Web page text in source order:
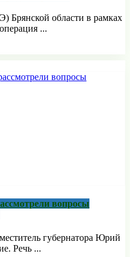
Брянской области в рамках
...
вопросы
губернатора Юрий
Речь ...